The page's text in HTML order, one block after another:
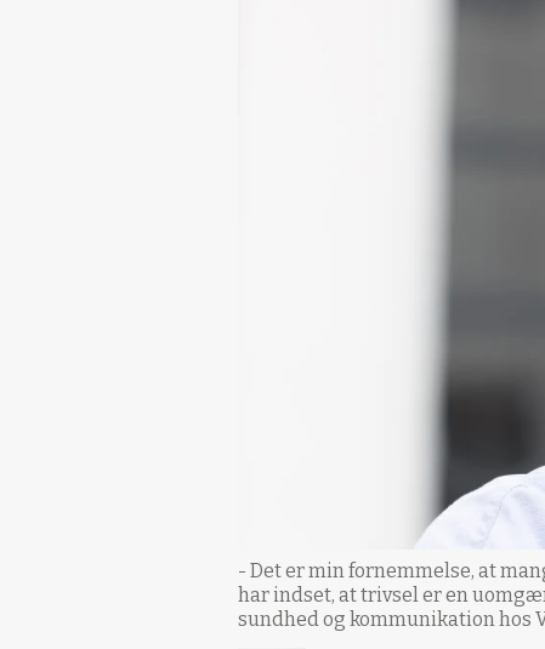
- Det er min fornemmelse, at
har indset, at trivsel er en
sundhed og kommunikation hos